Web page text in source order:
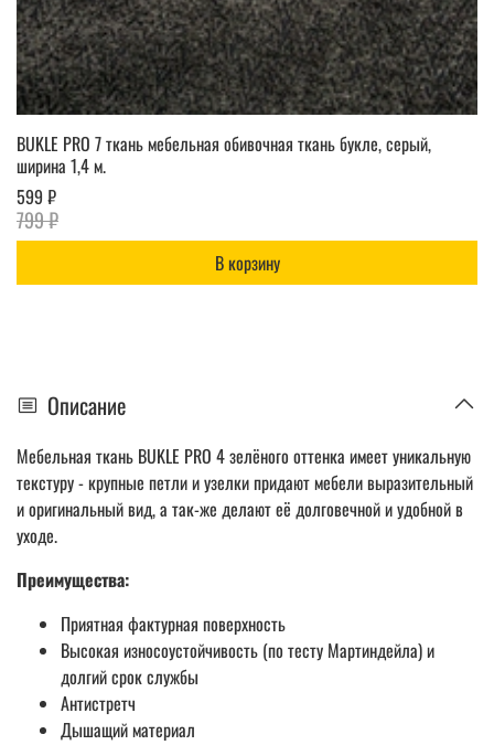
BUKLE PRO 7 ткань мебельная обивочная ткань букле, серый,
ширина 1,4 м.
599 ₽
799 ₽
В корзину
Описание
Мебельная ткань BUKLE PRO 4зелёного оттенка имеет уникальную
текстуру - крупные петли и узелки придают мебели выразительный
и оригинальный вид, а так-же делают её долговечной и удобной в
уходе.
Преимущества:
Приятная фактурная поверхность
Высокая износоустойчивость (по тесту Мартиндейла) и
долгий срок службы
Антистретч
Дышащий материал